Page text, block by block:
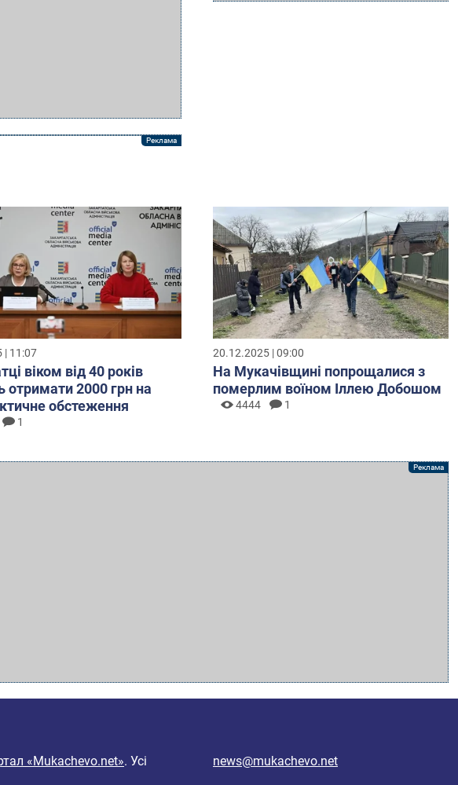
| 11:07
віком від 40 років
отримати 2000 грн на
обстеження
1
20.12.2025 | 09:00
На Мукачівщині попрощалися з
померлим воїном Іллею Добошом
4444 1
«Mukachevo.net». Усі
news@mukachevo.net